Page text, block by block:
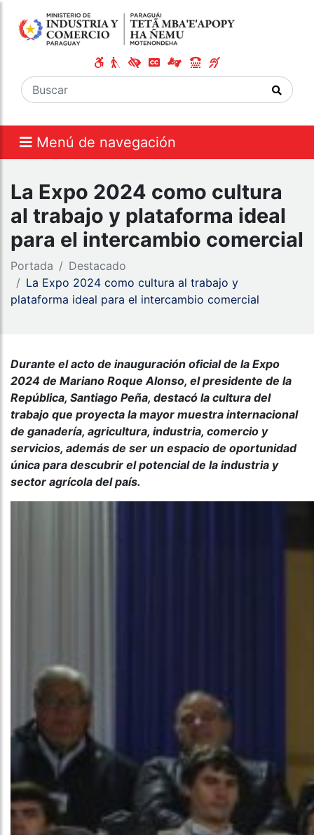
Menú de navegación
La Expo 2024 como cultura
al trabajo y plataforma ideal
para el intercambio comercial
Portada
Destacado
La Expo 2024 como cultura al trabajo y
plataforma ideal para el intercambio comercial
Durante el acto de inauguración oficial de la Expo
2024 de Mariano Roque Alonso, el presidente de la
República, Santiago Peña, destacó la cultura del
trabajo que proyecta la mayor muestra internacional
de ganadería, agricultura, industria, comercio y
servicios, además de ser un espacio de oportunidad
única para descubrir el potencial de la industria y
sector agrícola del país.